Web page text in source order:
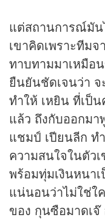
แต่สถานการณ์มัน
เขาคิดเพราะทีม
ทาบทามมาเหมือ
ยืนยันชัดเจนว่า จ
ทำให้ เหยิน ที่เป็
แล้ว ถึงกับออกมา
แชมป์ เปียนลีก ท
ความสนใจในตัว
พร้อมทุ่มเงินหนา
แน่นอนว่าไม่ใช่ใ
ของ กุนซือมาดเจ๊